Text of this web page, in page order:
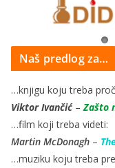
Naš predlog za…
…knjigu koju treba
Viktor Ivančić– Zašto
…film koji treba videti:
Martin McDonagh –
…muziku koju treba